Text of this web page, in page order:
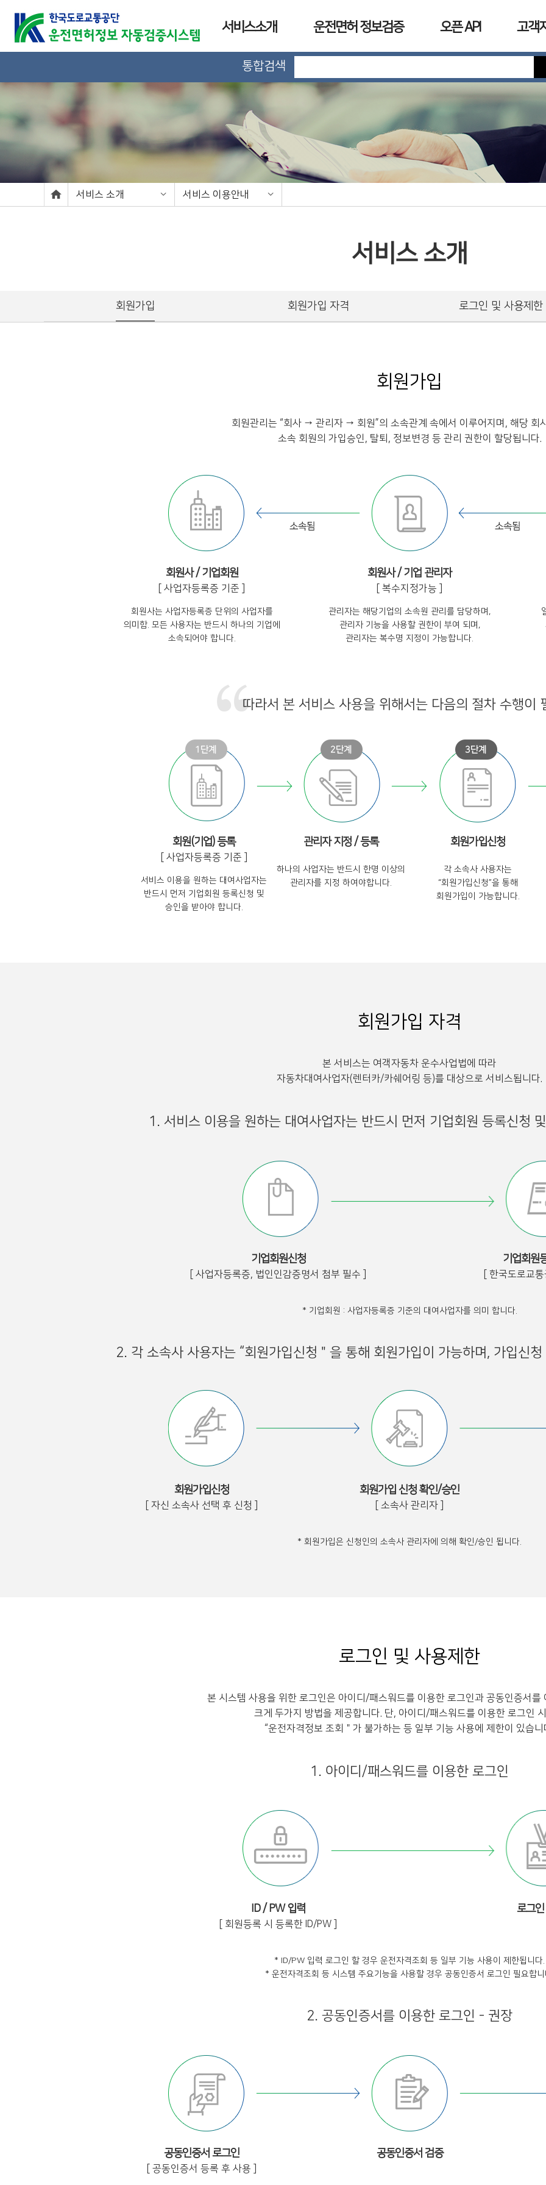
서비스소개 운전면허 정보검증 오픈 API 고객
통합검색
서비스 소개 서비스 이용안내
서비스 소개
회원가입 회원가입 자격 로그인 및 사용제한
회원가입
회원관리는 “회사 → 관리자 → 회원”의 소속관계 속에서 이루어지며, 해당 회
소속 회원의 가입승인, 탈퇴, 정보변경 등 관리 권한이 할당됩니다.
회원사 / 기업회원
[ 사업자등록증 기준 ]
회원사는 사업자등록증 단위의 사업자를
의미함. 모든 사용자는 반드시 하나의 기업에
소속되어야 합니다.
회원사 / 기업 관리자
[ 복수지정가능 ]
관리자는 해당기업의 소속원 관리를 담당하며,
관리자 기능을 사용할 권한이 부여 되며,
관리자는 복수명 지정이 가능합니다.
따라서 본 서비스 사용을 위해서는 다음의 절차 수행이
회원(기업) 등록
[ 사업자등록증 기준 ]
서비스 이용을 원하는 대여사업자는
반드시 먼저 기업회원 등록신청 및
승인을 받아야 합니다.
관리자 지정 / 등록
하나의 사업자는 반드시 한명 이상의
관리자를 지정 하여야합니다.
회원가입신청
각 소속사 사용자는
“회원가입신청”을 통해
회원가입이 가능합니다.
회원가입 자격
본 서비스는 여객자동차 운수사업법에 따라
자동차대여사업자(렌터카/카쉐어링 등)를 대상으로 서비스됩니다.
1. 서비스 이용을 원하는 대여사업자는 반드시 먼저 기업회원 등록신청
기업회원신청
[ 사업자등록증, 법인인감증명서 첨부 필수 ]
기업회원
[ 한국도로교
* 기업회원 : 사업자등록증 기준의 대여사업자를 의미 합니다.
2. 각 소속사 사용자는 “회원가입신청＂을 통해 회원가입이 가능하며, 가입신
회원가입신청
[ 자신 소속사 선택 후 신청 ]
회원가입 신청 확인/승인
[ 소속사 관리자 ]
* 회원가입은 신청인의 소속사 관리자에 의해 확인/승인 됩니다.
로그인 및 사용제한
본 시스템 사용을 위한 로그인은 아이디/패스워드를 이용한 로그인과 공동인증서를
크게 두가지 방법을 제공합니다. 단, 아이디/패스워드를 이용한 로그인
“운전자격정보 조회＂가 불가하는 등 일부 기능 사용에 제한이 있습니
1. 아이디/패스워드를 이용한 로그인
ID / PW 입력
[ 회원등록 시 등록한 ID/PW ]
로그
* ID/PW 입력 로그인 할 경우 운전자격조회 등 일부 기능 사용이 제한됩니다.
* 운전자격조회 등 시스템 주요기능을 사용할 경우 공동인증서 로그인 필요합니
2. 공동인증서를 이용한 로그인 - 권장
공동인증서 로그인
[ 공동인증서 등록 후 사용 ]
공동인증서 검증